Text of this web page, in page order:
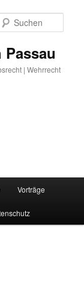
| Wehrrecht
Vorträge